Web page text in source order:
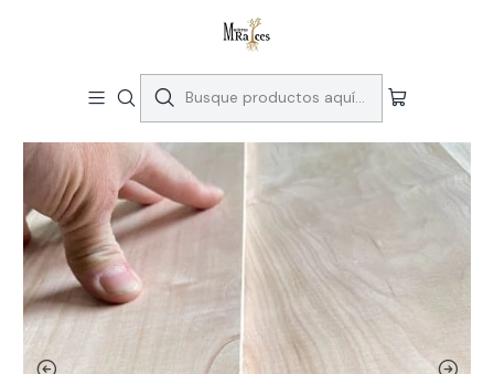
Maderas Premiun para arquitectura y proyectos contemporaneos -
Inicio Productos especiales